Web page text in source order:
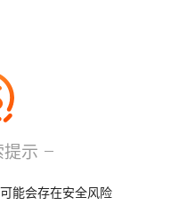
示
能会存在安全风险